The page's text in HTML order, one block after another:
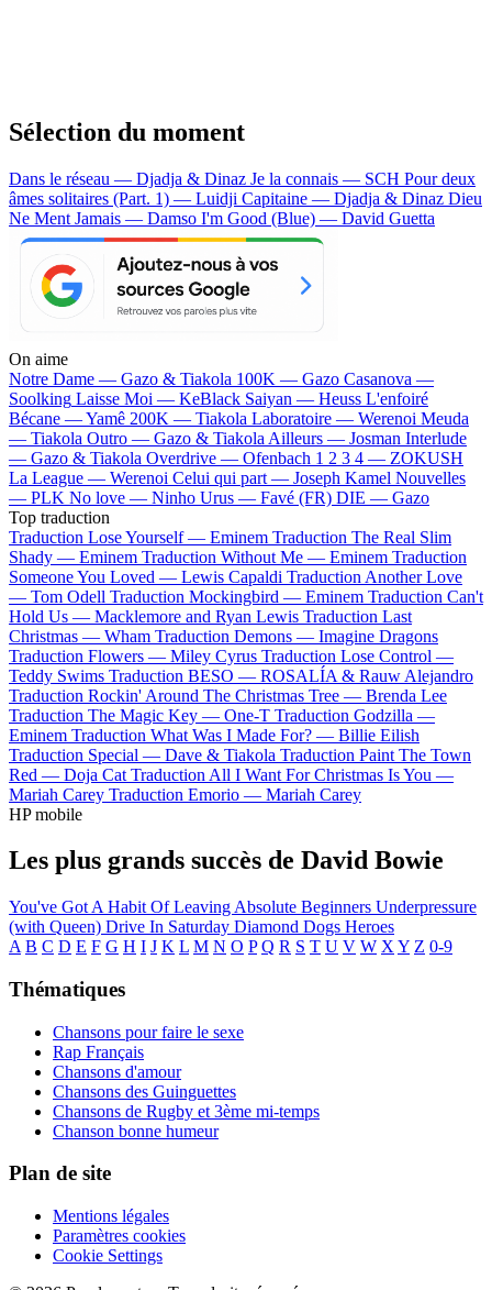
Sélection du moment
Dans le réseau — Djadja & Dinaz Je la connais — SCH Pour deux
âmes solitaires (Part. 1) — Luidji Capitaine — Djadja & Dinaz Dieu
Ne Ment Jamais — Damso I'm Good (Blue) — David Guetta
On aime
Notre Dame — Gazo & Tiakola 100K — Gazo Casanova —
Soolking Laisse Moi — KeBlack Saiyan — Heuss L'enfoiré
Bécane —Yamê 200K — Tiakola Laboratoire — Werenoi Meuda
— Tiakola Outro — Gazo & Tiakola Ailleurs — Josman Interlude
— Gazo & Tiakola Overdrive — Ofenbach 1 2 3 4 — ZOKUSH
La League — Werenoi Celui qui part — Joseph Kamel Nouvelles
— PLK No love — Ninho Urus — Favé (FR) DIE — Gazo
Top traduction
Traduction Lose Yourself — Eminem Traduction The Real Slim
Shady — Eminem Traduction Without Me — Eminem Traduction
Someone You Loved — Lewis Capaldi Traduction Another Love
— Tom Odell Traduction Mockingbird — Eminem Traduction Can't
Hold Us — Macklemore and Ryan Lewis Traduction Last
Christmas — Wham Traduction Demons — Imagine Dragons
Traduction Flowers — Miley Cyrus Traduction Lose Control —
Teddy Swims Traduction BESO — ROSALÍA & Rauw Alejandro
Traduction Rockin' Around The Christmas Tree — Brenda Lee
Traduction The Magic Key — One-T Traduction Godzilla —
Eminem Traduction What Was I Made For? — Billie Eilish
Traduction Special — Dave & Tiakola Traduction Paint The Town
Red — Doja Cat Traduction All I Want For Christmas Is You —
Mariah Carey Traduction Emorio — Mariah Carey
HP mobile
Les plus grands succès de David Bowie
You've Got A Habit Of Leaving Absolute Beginners Underpressure
(with Queen) Drive In Saturday Diamond Dogs Heroes
A B C D E F G H I J K L M N O P Q R S T U V W X Y Z 0-9
Thématiques
Chansons pour faire le sexe
Rap Français
Chansons d'amour
Chansons des Guinguettes
Chansons de Rugby et 3ème mi-temps
Chanson bonne humeur
Plan de site
Mentions légales
Paramètres cookies
Cookie Settings